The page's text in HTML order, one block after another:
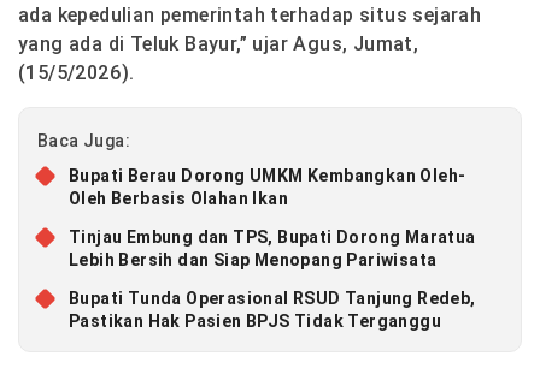
ada kepedulian pemerintah terhadap situs sejarah
yang ada di Teluk Bayur,” ujar Agus, Jumat,
(15/5/2026).
Baca Juga:
Bupati Berau Dorong UMKM Kembangkan Oleh-
Oleh Berbasis Olahan Ikan
Tinjau Embung dan TPS, Bupati Dorong Maratua
Lebih Bersih dan Siap Menopang Pariwisata
Bupati Tunda Operasional RSUD Tanjung Redeb,
Pastikan Hak Pasien BPJS Tidak Terganggu